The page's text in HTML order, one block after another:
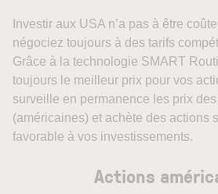
Investir aux USA n’a pas à être
négociez toujours à des tarifs
Grâce à la technologie SMART
toujours le meilleur prix pour vos
surveille en permanence les prix
(américaines) et achète des actions
favorable à vos investissements.
Actions